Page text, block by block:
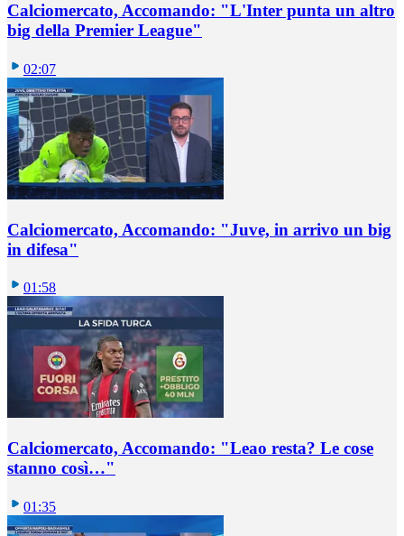
Calciomercato, Accomando: "L'Inter punta un altro
big della Premier League"
02:07
Calciomercato, Accomando: "Juve, in arrivo un big
in difesa"
01:58
Calciomercato, Accomando: "Leao resta? Le cose
stanno così…"
01:35